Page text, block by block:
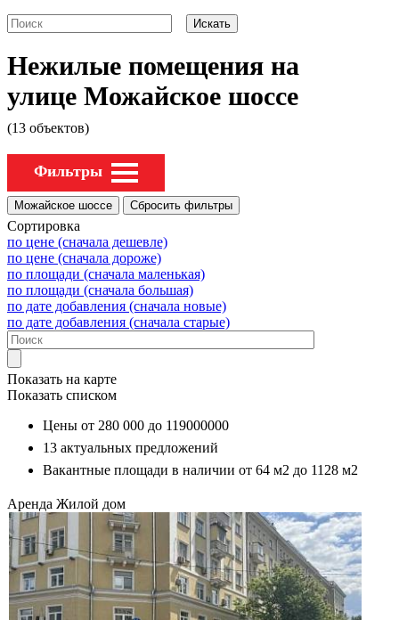
Нежилые помещения на
улице Можайское шоссе
(13 объектов)
Фильтры
Сортировка
по цене (сначала дешевле)
по цене (сначала дороже)
по площади (сначала маленькая)
по площади (сначала большая)
по дате добавления (сначала новые)
по дате добавления (сначала старые)
Показать на карте
Показать списком
Цены от 280 000 до 119000000
13 актуальных предложений
Вакантные площади в наличии от 64 м2 до 1128 м2
Аренда Жилой дом